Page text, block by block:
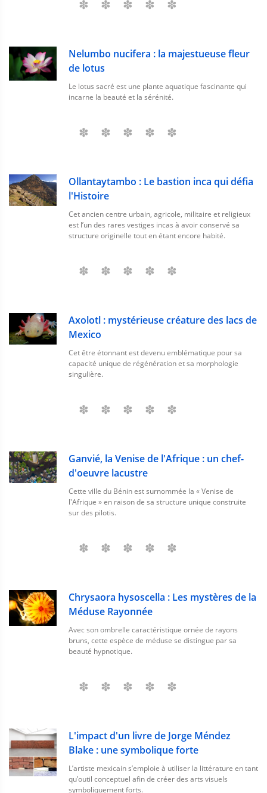
Nelumbo nucifera : la majestueuse fleur
de lotus
Le lotus sacré est une plante aquatique fascinante qui
incarne la beauté et la sérénité.
Ollantaytambo : Le bastion inca qui défia
l'Histoire
Cet ancien centre urbain, agricole, militaire et religieux
est l’un des rares vestiges incas à avoir conservé sa
structure originelle tout en étant encore habité.
Axolotl : mystérieuse créature des lacs de
Mexico
Cet être étonnant est devenu emblématique pour sa
capacité unique de régénération et sa morphologie
singulière.
Ganvié, la Venise de l'Afrique : un chef-
d'oeuvre lacustre
Cette ville du Bénin est surnommée la « Venise de
l'Afrique » en raison de sa structure unique construite
sur des pilotis.
Chrysaora hysoscella : Les mystères de la
Méduse Rayonnée
Avec son ombrelle caractéristique ornée de rayons
bruns, cette espèce de méduse se distingue par sa
beauté hypnotique.
L'impact d'un livre de Jorge Méndez
Blake : une symbolique forte
L’artiste mexicain s’emploie à utiliser la littérature en tant
qu’outil conceptuel afin de créer des arts visuels
symboliquement forts.